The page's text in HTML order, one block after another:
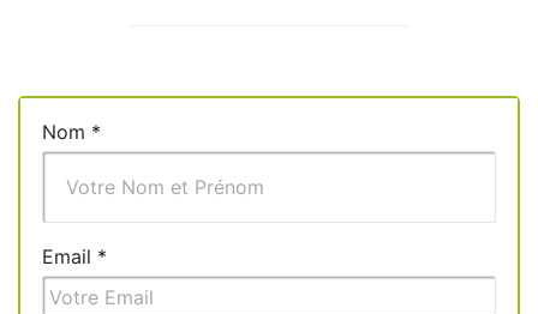
Nom *
Email *